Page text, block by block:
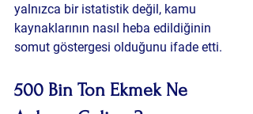
yalnızca bir istatistik değil, kamu
kaynaklarının nasıl heba edildiğinin
somut göstergesi olduğunu ifade etti.
500 Bin Ton Ekmek Ne